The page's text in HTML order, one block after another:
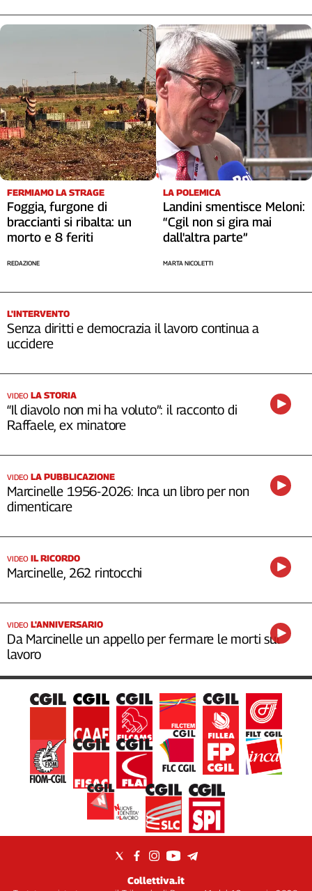
FERMIAMO LA STRAGE
Foggia, furgone di
braccianti si ribalta: un
morto e 8 feriti
REDAZIONE
LA POLEMICA
Landini smentisce Meloni:
“Cgil non si gira mai
dall'altra parte”
MARTA NICOLETTI
L'INTERVENTO
Senza diritti e democrazia il lavoro continua a
uccidere
VIDEO LA STORIA
“Il diavolo non mi ha voluto”: il racconto di
Raffaele, ex minatore
VIDEO LA PUBBLICAZIONE
Marcinelle 1956-2026: Inca un libro per non
dimenticare
VIDEO IL RICORDO
Marcinelle, 262 rintocchi
VIDEO L'ANNIVERSARIO
Da Marcinelle un appello per fermare le morti sul
lavoro
Collettiva.it